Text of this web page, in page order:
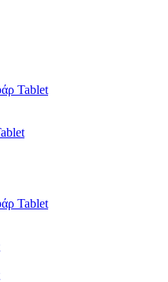
Tablet
Tablet